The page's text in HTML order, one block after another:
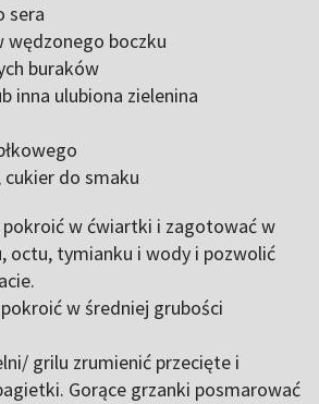
sera
wędzonego boczku
buraków
inna ulubiona zielenina
cukier do smaku
pokroić w ćwiartki i zagotować w
octu, tymianku i wody i pozwolić
w średniej grubości
grilu zrumienić przecięte i
Gorące grzanki posmarować